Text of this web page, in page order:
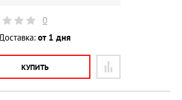
0
от 1 дня
КУПИТЬ